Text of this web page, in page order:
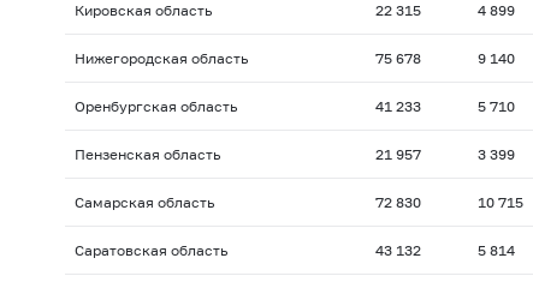
Кировская область 22 315 4 899
Нижегородская область 75 678 9 140
Оренбургская область 41 233 5 710
Пензенская область 21 957 3 399
Самарская область 72 830 10 715
Саратовская область 43 132 5 814